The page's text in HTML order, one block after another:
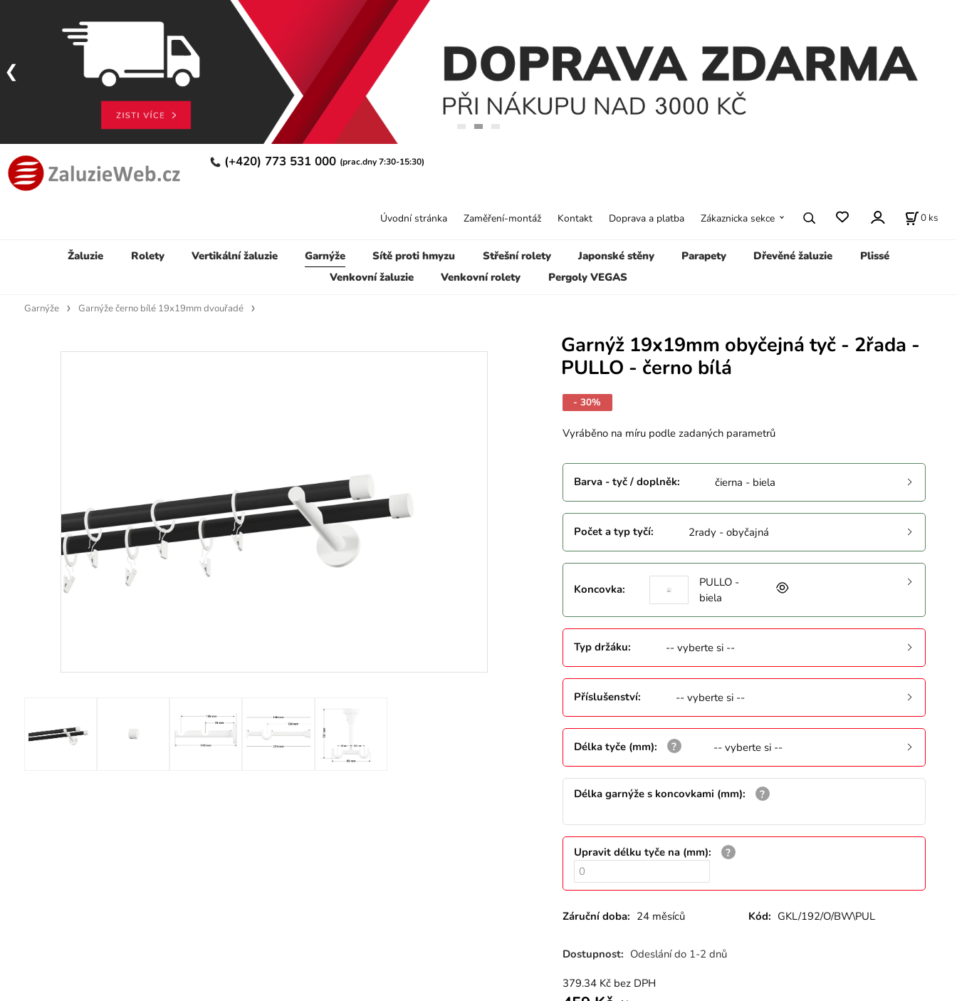
(+420) 773 531 000 (prac.dny 7:30-15:30)
Žaluzie Rolety Vertikální žaluzie Garnýže Sítě proti hmyzu Střešní rolety Japonské stěny Parapety Dřevěné žaluzie
Plissé
Venkovní žaluzie
Venkovní rolety Pergoly VEGAS
Úvodní stránka Zaměření-montáž Kontakt Doprava a platba Zákaznicka sekce 0 ks
Garnýže Garnýže černo bílé 19x19mm dvouřadé
Garnýž 19x19mm obyčejná tyč - 2řada -
PULLO - černo bílá
- 30%
Vyráběno na míru podle zadaných parametrů
Barva - tyč / doplněk: čierna - biela
Počet a typ tyčí: 2rady - obyčajná
Koncovka:
PULLO -
biela
Typ držáku: -- vyberte si --
Příslušenství: -- vyberte si --
Délka tyče (mm): -- vyberte si --
Délka garnýže s koncovkami (mm):
Upravit délku tyče na (mm):
Záruční doba: 24 měsíců Kód: GKL/192/O/BW\PUL
Dostupnost: Odeslání do 1-2 dnů
379.34Kč bez DPH